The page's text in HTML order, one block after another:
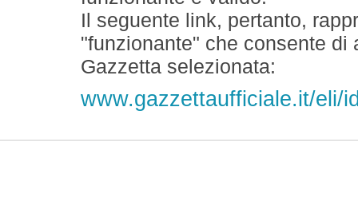
Il seguente link, pertanto,
"funzionante" che consente
Gazzetta selezionata:
www.gazzettaufficiale.it/eli/